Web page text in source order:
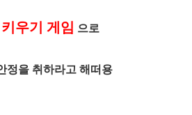
우기 게임 으로
정을 취하라고 해떠용